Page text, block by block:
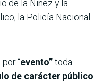
de la Niñez y la
la Policía Nacional
“evento”toda
de carácter público